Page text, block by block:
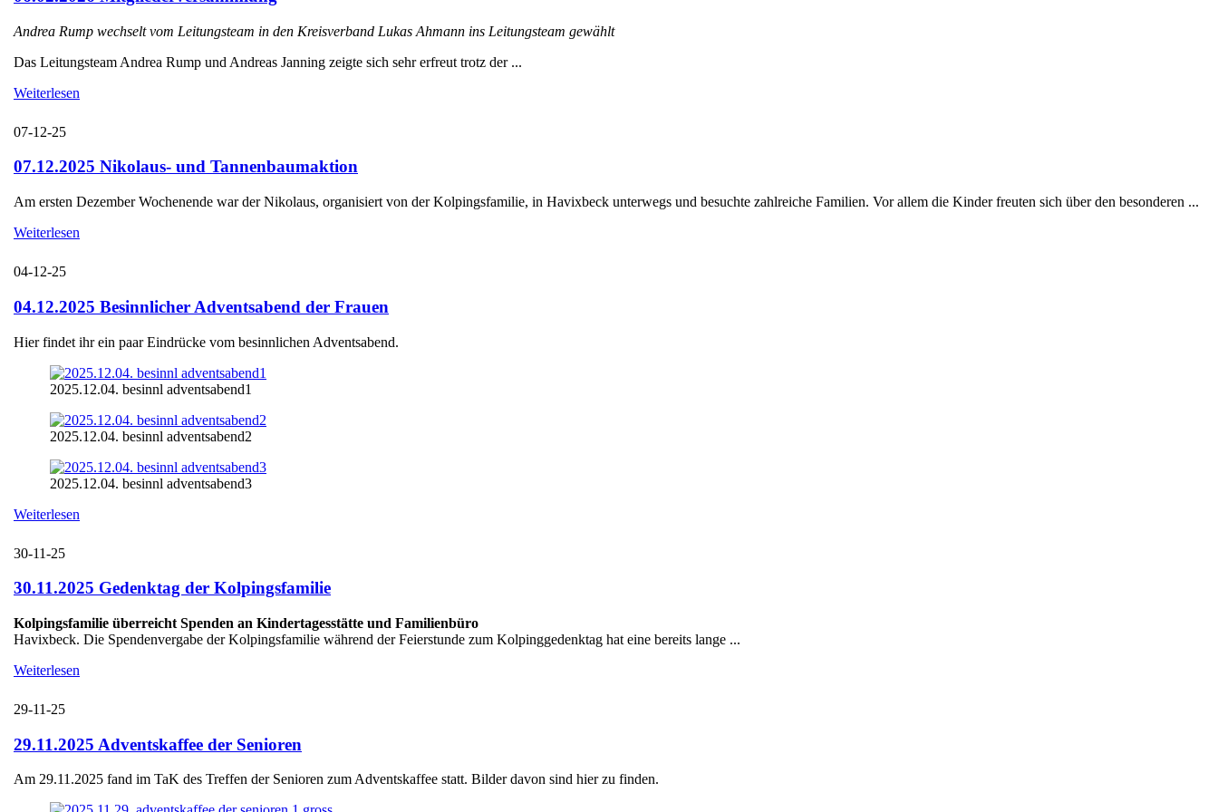
Andrea Rump wechselt vom Leitungsteam in den Kreisverband Lukas Ahmann ins Leitungsteam gewählt
Das Leitungsteam Andrea Rump und Andreas Janning zeigte sich sehr erfreut trotz der ...
Weiterlesen
07-12-25
07.12.2025 Nikolaus- und Tannenbaumaktion
Am ersten Dezember Wochenende war der Nikolaus, organisiert von der Kolpingsfamilie, in Havixbeck unterwegs und besuchte zahlreiche Familien. Vor allem die Kinder freuten sich über den besonderen ...
Weiterlesen
04-12-25
04.12.2025 Besinnlicher Adventsabend der Frauen
Hier findet ihr ein paar Eindrücke vom besinnlichen Adventsabend.
2025.12.04. besinnl adventsabend1
2025.12.04. besinnl adventsabend2
2025.12.04. besinnl adventsabend3
Weiterlesen
30-11-25
30.11.2025 Gedenktag der Kolpingsfamilie
Kolpingsfamilie überreicht Spenden an Kindertagesstätte und Familienbüro
Havixbeck. Die Spendenvergabe der Kolpingsfamilie während der Feierstunde zum Kolpinggedenktag hat eine bereits lange ...
Weiterlesen
29-11-25
29.11.2025 Adventskaffee der Senioren
Am 29.11.2025 fand im TaK des Treffen der Senioren zum Adventskaffee statt. Bilder davon sind hier zu finden.